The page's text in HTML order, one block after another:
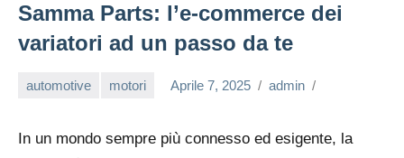
Samma Parts: l’e-commerce dei
variatori ad un passo da te
automotive motori Aprile 7, 2025 admin
In un mondo sempre più connesso ed esigente, la